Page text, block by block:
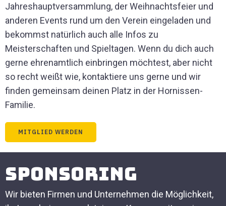
Jahreshauptversammlung, der Weihnachtsfeier und
anderen Events rund um den Verein eingeladen und
bekommst natürlich auch alle Infos zu
Meisterschaften und Spieltagen. Wenn du dich auch
gerne ehrenamtlich einbringen möchtest, aber nicht
so recht weißt wie, kontaktiere uns gerne und wir
finden gemeinsam deinen Platz in der Hornissen-
Familie.
MITGLIED WERDEN
Sponsoring
Wir bieten Firmen und Unternehmen die Möglichkeit,